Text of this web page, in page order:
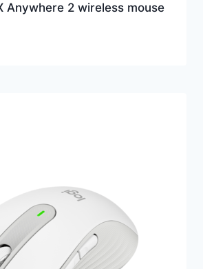
Anywhere 2 wireless mouse